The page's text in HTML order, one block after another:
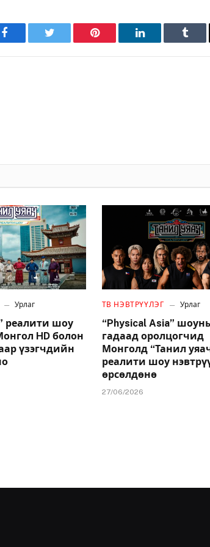
Facebook Twitter Pinterest LinkedIn
Урлаг
реалити шоу
HD болон
үзэгчдийн
ТВ НЭВТРҮҮЛЭГ Урлаг
“Physical Asia”
гадаад оролцогчид
Монголд “Танил
реалити шоу
өрсөлдөнө
27/06/2026